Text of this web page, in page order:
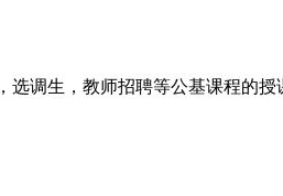
调生，教师招聘等公基课程的